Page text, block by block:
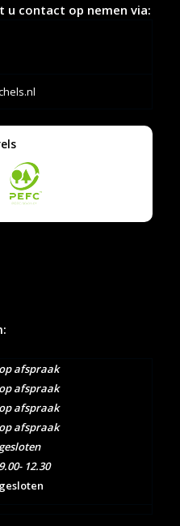
contact op nemen via:
op afspraak
op afspraak
op afspraak
op afspraak
gesloten
9.00- 12.30
gesloten